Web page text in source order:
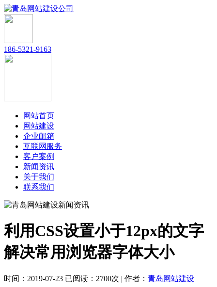
186-5321-9163
网站首页
网站建设
企业邮箱
互联网服务
客户案例
新闻资讯
关于我们
联系我们
利用CSS设置小于12px的文字
解决常用浏览器字体大小
时间：2019-07-23 已阅读：2700次 | 作者： 青岛网站建设